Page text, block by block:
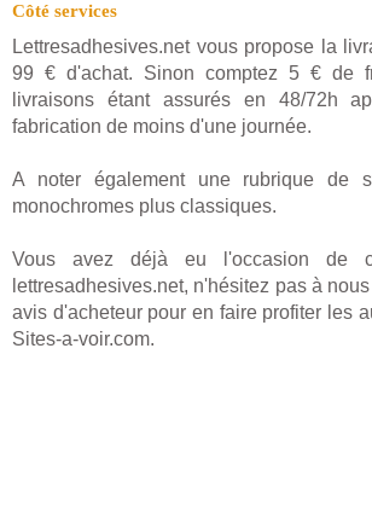
Côté services
Lettresadhesives.net vous propose la
99 € d'achat. Sinon comptez 5 € de
livraisons étant assurés en 48/72h
fabrication de moins d'une journée.
A noter également une rubrique de
monochromes plus classiques.
Vous avez déjà eu l'occasion de
lettresadhesives.net, n'hésitez pas à
avis d'acheteur pour en faire profiter les
Sites-a-voir.com.